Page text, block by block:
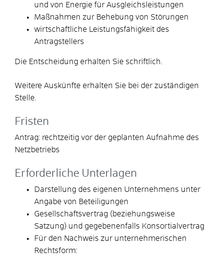
und von Energie für Ausgleichsleistungen
Maßnahmen zur Behebung von Störungen
wirtschaftliche Leistungsfähigkeit des
Antragstellers
Die Entscheidung erhalten Sie schriftlich.
Weitere Auskünfte erhalten Sie bei der zuständigen
Stelle.
Fristen
Antrag: rechtzeitig vor der geplanten Aufnahme des
Netzbetriebs
Erforderliche Unterlagen
Darstellung des eigenen Unternehmens unter
Angabe von Beteiligungen
Gesellschaftsvertrag (beziehungsweise
Satzung) und gegebenenfalls Konsortialvertrag
Für den Nachweis zur unternehmerischen
Rechtsform: